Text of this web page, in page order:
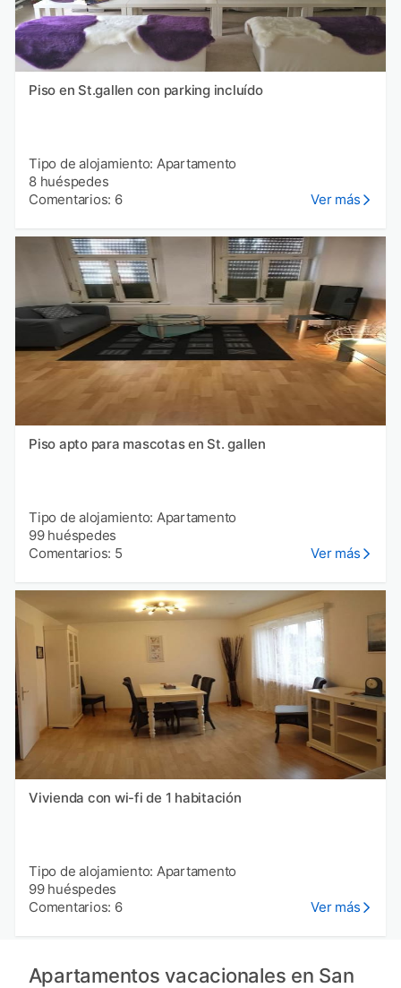
Piso en St.gallen con parking incluído
Tipo de alojamiento: Apartamento
8 huéspedes
Comentarios: 6
Ver más
Piso apto para mascotas en St. gallen
Tipo de alojamiento: Apartamento
99 huéspedes
Comentarios: 5
Ver más
Vivienda con wi-fi de 1 habitación
Tipo de alojamiento: Apartamento
99 huéspedes
Comentarios: 6
Ver más
Apartamentos vacacionales en San